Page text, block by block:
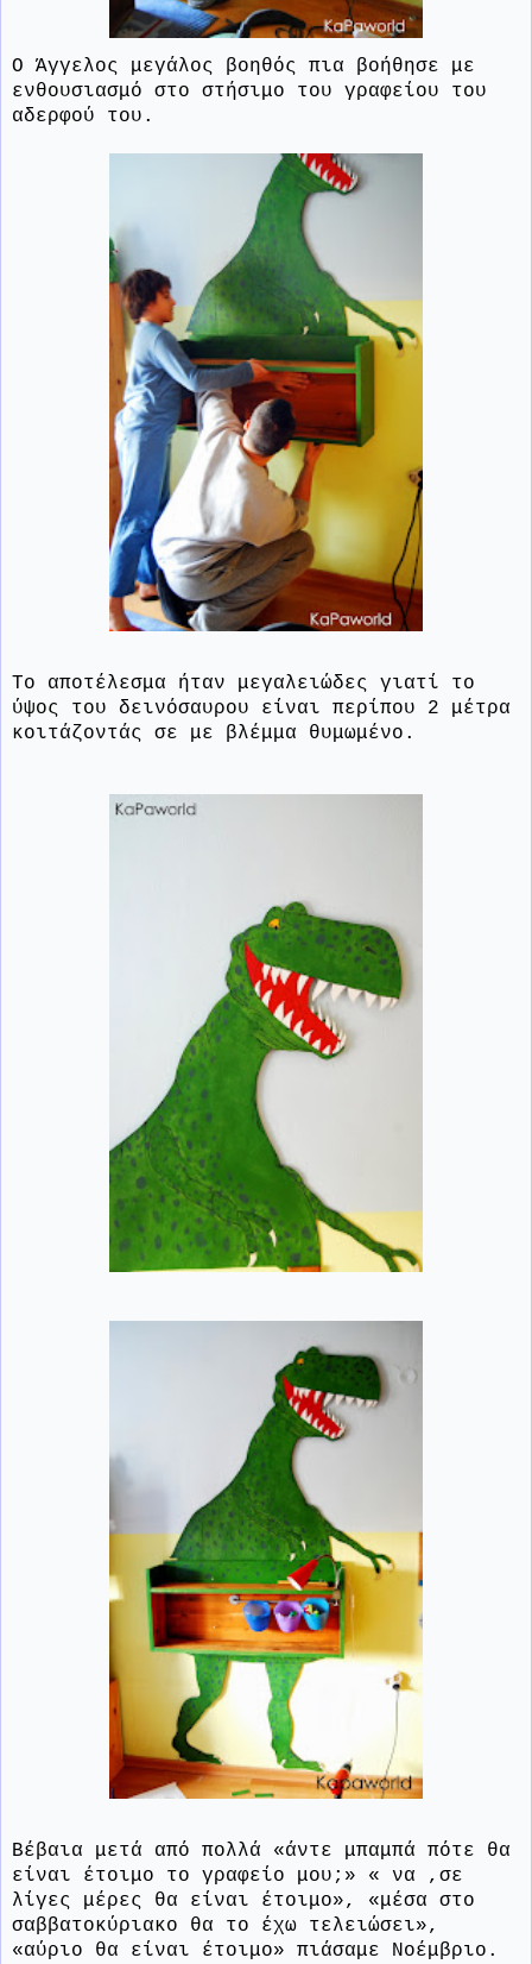
Ο Άγγελος μεγάλος βοηθός πια βοήθησε με
ενθουσιασμό στο στήσιμο του γραφείου του
αδερφού του.
Το αποτέλεσμα ήταν μεγαλειώδες γιατί το
ύψος του δεινόσαυρου είναι περίπου 2 μέτρα
κοιτάζοντάς σε με βλέμμα θυμωμένο.
Βέβαια μετά από πολλά «άντε μπαμπά πότε θα
είναι έτοιμο το γραφείο μου;» « να ,σε
λίγες μέρες θα είναι έτοιμο», «μέσα στο
σαββατοκύριακο θα το έχω τελειώσει»,
«αύριο θα είναι έτοιμο» πιάσαμε Νοέμβριο.